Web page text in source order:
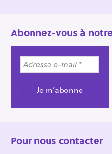
Abonnez-vous à
Pour nous contacter